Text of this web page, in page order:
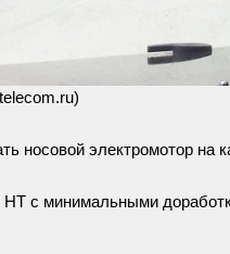
носовой электромотор на
НТ с минимальными